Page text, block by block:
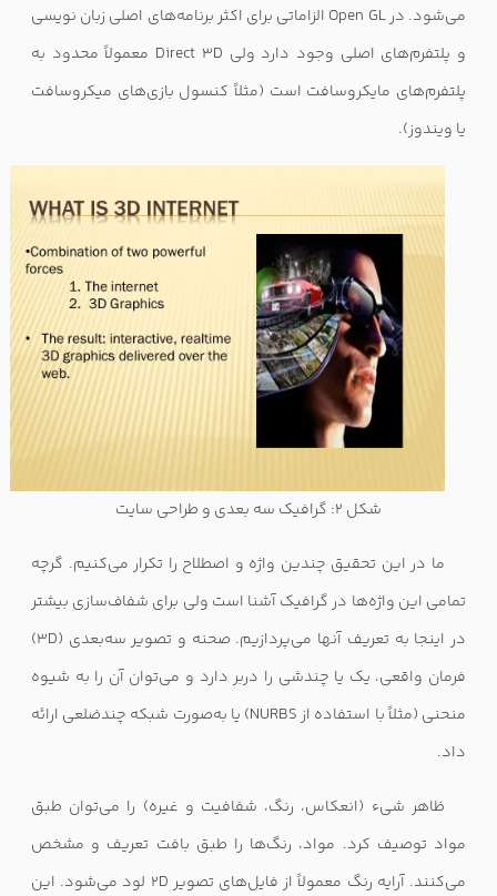
می‌شود. درOpen GL الزاماتی برای اکثر برنامه‌های اصلی زبان نویسی
و پلتفرم‌های اصلی وجود دارد ولی Direct 3D معمولاً محدود به
پلتفرم‌های مایکروسافت است (مثلاً کنسول بازی‌های میکروسافت
یا ویندوز).
شکل 2: گرافیک سه بعدی و طراحی سایت
ما در این تحقیق چندین واژه و اصطلاح را تکرار می‌کنیم. گرچه
تمامی این واژه‌ها در گرافیک آشنا است ولی برای شفاف‌سازی بیشتر
در اینجا به تعریف آنها می‌پردازیم. صحنه و تصویر سه‌بعدی (3D
)
فرمان واقعی، یک یا چندشی را دربر دارد و می‌توان آن را به شیوه
منحنی (مثلاً با استفاده از NURBS) یا به‌صورت شبکه چندضلعی ارائه
داد.
ظاهر شیء (انعکاس، رنگ، شفافیت و غیره) را می‌توان طبق
مواد توصیف کرد. مواد، رنگ‌ها را طبق بافت تعریف و مشخص
می‌کنند. آرایه رنگ معمولاً از فایل‌های تصویر 2D لود می‌شود. این